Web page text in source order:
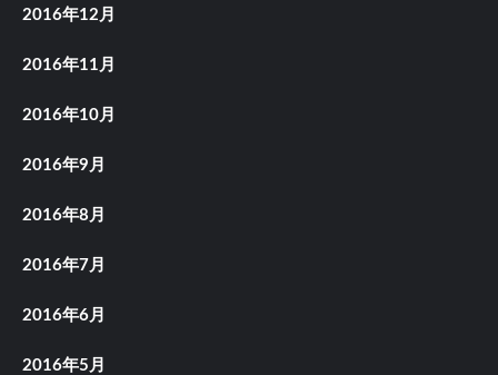
2016年12月
2016年11月
2016年10月
2016年9月
2016年8月
2016年7月
2016年6月
2016年5月